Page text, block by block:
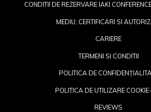
CONDITII DE REZERVARE IAKI
MEDIU, CERTIFICARI SI
CARIERE
TERMENI SI CONDITII
POLITICA DE
POLITICA DE UTILIZARE
REVIEWS